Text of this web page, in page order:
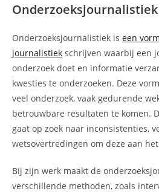
Onderzoeksjournalistiek
Onderzoeksjournalistiek is een
journalistiek schrijven waarbij een
onderzoek doet en informatie
kwesties te onderzoeken. Deze
veel onderzoek, vaak gedurende
betrouwbare resultaten te komen.
gaat op zoek naar inconsistenties,
wetsovertredingen om deze aan
Bij zijn werk maakt de
verschillende methoden, zoals